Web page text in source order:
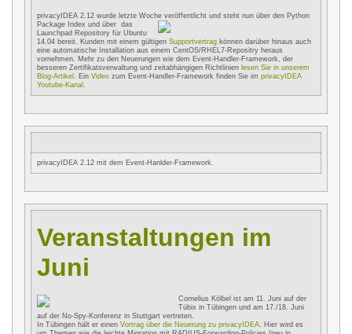
privacyIDEA 2.12 wurde letzte Woche veröffentlicht und steht nun über den Python
Package Index und über das
Launchpad Repository für Ubuntu
14.04 bereit. Kunden mit einem gültigen Supportvertrag können darüber hinaus auch
eine automatische Installation aus einem CentOS/RHEL7-Repositry heraus
vornehmen. Mehr zu den Neuerungen wie dem Event-Handler-Framework, der
besseren Zertifikatsverwaltung und zeitabhängigen Richtlinien lesen Sie in unserem
Blog-Artikel . Ein Video zum Event-Handler-Framework finden Sie im privacyIDEA
Youtube-Kanal .
privacyIDEA 2.12 mit dem Event-Hanlder-Framework.
Veranstaltungen im
Juni
Cornelius Kölbel ist am 11. Juni auf der
Tübix in Tübingen und am 17./18. Juni
auf der No-Spy-Konferenz in Stuttgart vertreten.
In Tübingen hält er einen Vortrag über die Neuerung zu privacyIDEA. Hier wird es